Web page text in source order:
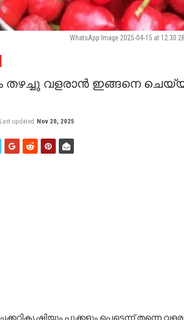
WhatsApp Image 2025-04-15 at
വളരാൻ ഇങ്ങനെ ചെയ്യൂ
Last updated Nov 20, 2025
പൂക്കളും പെട്ടെന്ന് തന്നെ